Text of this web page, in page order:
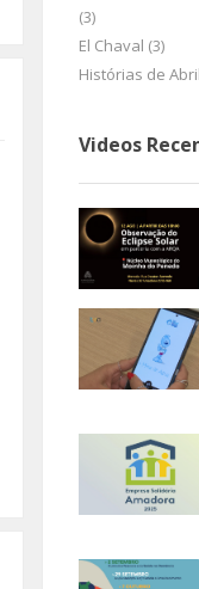
(3)
El Chaval (3)
Histórias de
Videos